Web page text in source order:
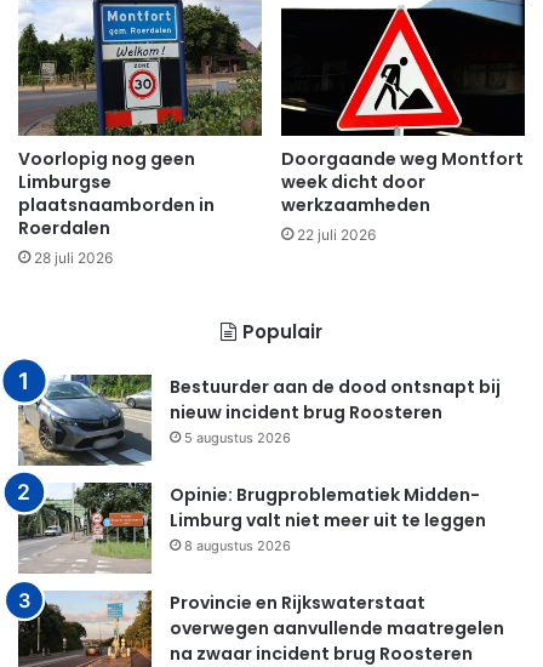
Voorlopig nog geen
Limburgse
plaatsnaamborden in
Roerdalen
28 juli 2026
Doorgaande weg Montfort
week dicht door
werkzaamheden
22 juli 2026
Populair
Bestuurder aan de dood ontsnapt bij
nieuw incident brug Roosteren
5 augustus 2026
Opinie: Brugproblematiek Midden-
Limburg valt niet meer uit te leggen
8 augustus 2026
Provincie en Rijkswaterstaat
overwegen aanvullende maatregelen
na zwaar incident brug Roosteren